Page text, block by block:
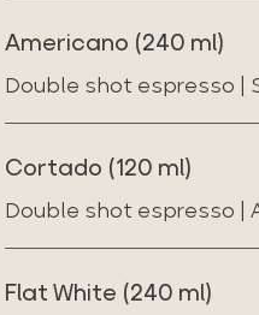
Americano (240 ml)
Double shot espresso |
Cortado (120 ml)
Double shot espresso |
Flat White (240 ml)